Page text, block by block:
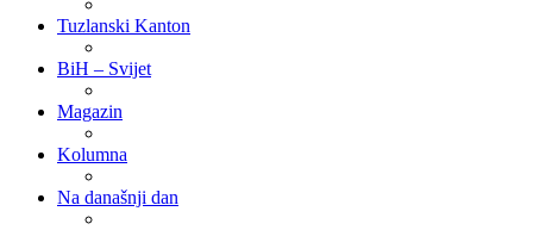
Tuzlanski Kanton
BiH – Svijet
Magazin
Kolumna
Na današnji dan